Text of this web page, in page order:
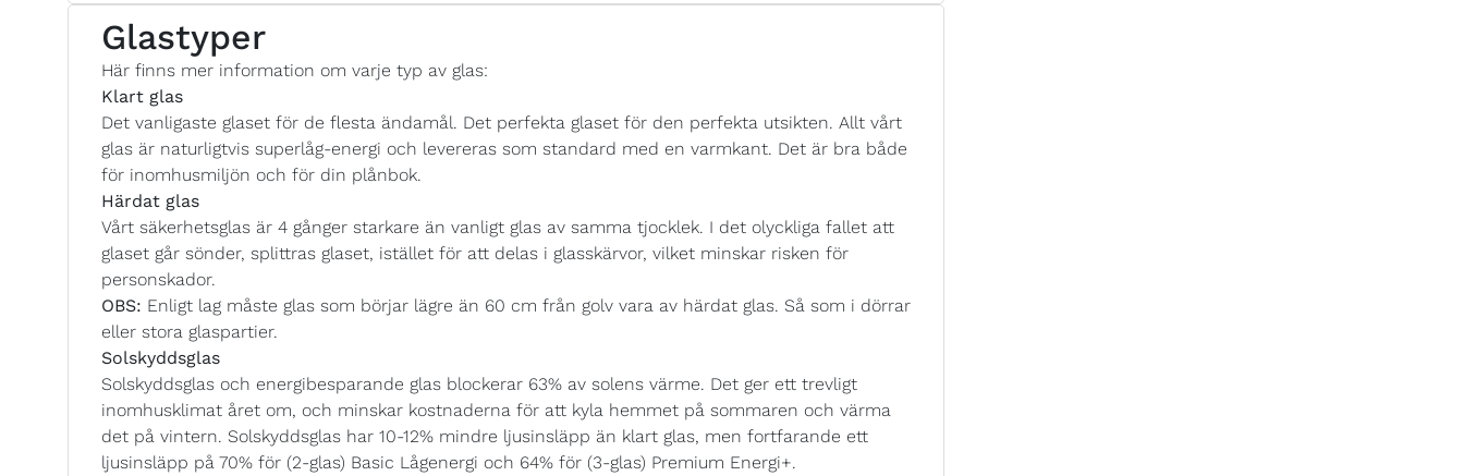
Glastyper
Här finns mer information om varje typ av glas:
Klart glas
Det vanligaste glaset för de flesta ändamål. Det perfekta glaset för den perfekta utsikten. Allt vårt
glas är naturligtvis superlåg-energi och levereras som standard med en varmkant. Det är bra både
för inomhusmiljön och för din plånbok.
Härdat glas
Vårt säkerhetsglas är 4 gånger starkare än vanligt glas av samma tjocklek. I det olyckliga fallet att
glaset går sönder, splittras glaset, istället för att delas i glasskärvor, vilket minskar risken för
personskador.
OBS: Enligt lag måste glas som börjar lägre än 60 cm från golv vara av härdat glas. Så som i dörrar
eller stora glaspartier.
Solskyddsglas
Solskyddsglas och energibesparande glas blockerar 63% av solens värme. Det ger ett trevligt
inomhusklimat året om, och minskar kostnaderna för att kyla hemmet på sommaren och värma
det på vintern. Solskyddsglas har 10-12% mindre ljusinsläpp än klart glas, men fortfarande ett
ljusinsläpp på 70% för (2-glas) Basic Lågenergi och 64% för (3-glas) Premium Energi+.